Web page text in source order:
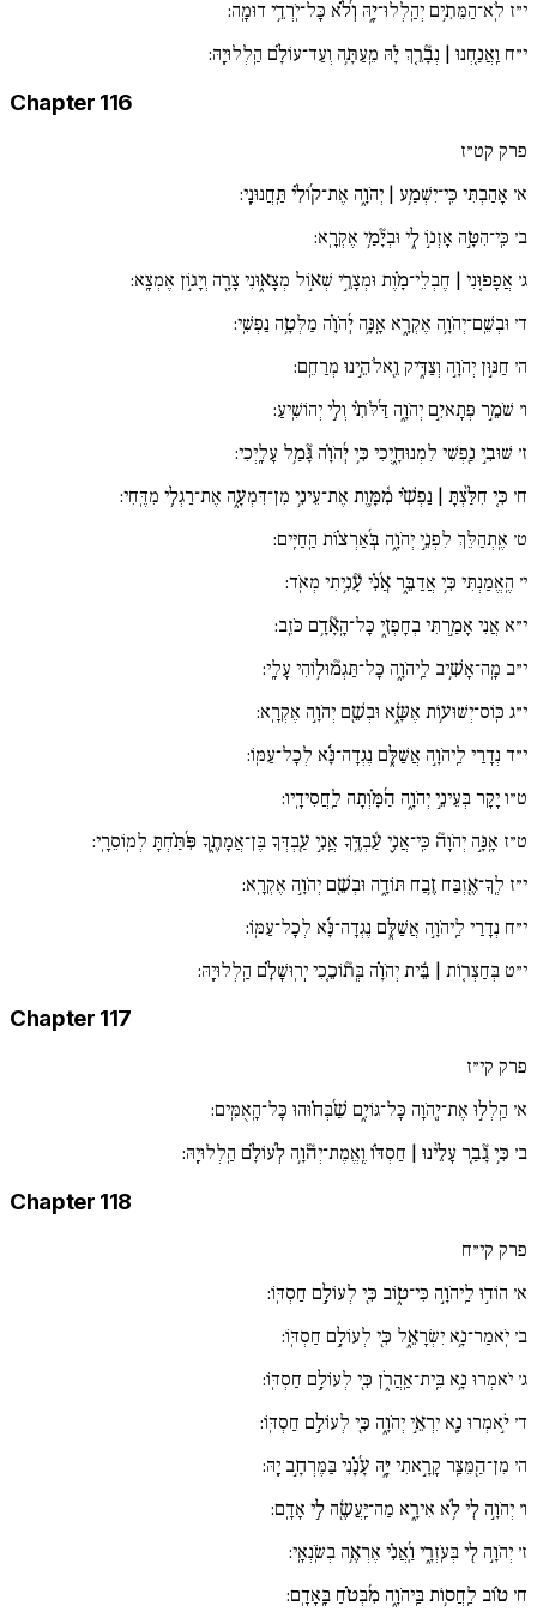
י״ז לֹֽא־הַמֵּתִ֥ים יְהַֽלְלוּ־יָ֑הּ וְ֜לֹ֗א כָּל־יֹֽרְדֵ֥י דוּמָֽה:
י״ח וַֽאֲנַ֚חְנוּ | נְבָ֘רֵ֚ךְ יָ֗הּ מֵֽעַתָּ֥ה וְעַד־עוֹלָ֗ם הַֽלְלוּיָֽהּ:
Chapter 116
פרק קט״ז
א׳ אָהַבְתִּי כִּֽי־יִשְׁמַ֥ע | יְהֹוָ֑ה אֶת־ק֜וֹלִ֗י תַּֽחֲנוּנָֽי:
ב׳ כִּֽי־הִטָּ֣ה אָזְנ֣וֹ לִ֑י וּבְיָ֘מַ֥י אֶקְרָֽא:
ג׳ אֲפָפ֚וּנִי | חֶבְלֵי־מָ֗וֶת וּמְצָרֵ֣י שְׁא֣וֹל מְצָא֑וּנִי צָרָ֖ה וְיָג֣וֹן אֶמְצָֽא:
ד׳ וּבְשֵֽׁם־יְהֹוָ֥ה אֶקְרָ֑א אָֽנָּ֥ה יְ֜הֹוָ֗ה מַלְּטָ֥ה נַפְשִֽׁי:
ה׳ חַנּ֣וּן יְהֹוָ֣ה וְצַדִּ֑יק וֵ֖אלֹהֵ֣ינוּ מְרַחֵֽם:
ו׳ שֹׁמֵ֣ר פְּתָאיִ֣ם יְהֹוָ֑ה דַּ֜לֹּתִ֗י וְלִ֣י יְהוֹשִֽׁיעַ:
ז׳ שׁוּבִ֣י נַ֖פְשִׁי לִמְנוּחָ֑יְכִי כִּ֥י יְ֜הֹוָ֗ה גָּ֘מַ֥ל עָלָֽיְכִי:
ח׳ כִּ֚י חִלַּ֨צְתָּ | נַפְשִׁ֗י מִ֫מָּ֥וֶת אֶת־עֵינִ֥י מִן־דִּמְעָ֑ה אֶת־רַגְלִ֥י מִדֶּֽחִי:
ט׳ אֶֽתְהַלֵּךְ לִפְנֵ֣י יְהֹוָ֑ה בְּ֜אַרְצ֗וֹת הַֽחַיִּֽים:
י׳ הֶֽאֱמַנְתִּי כִּ֥י אֲדַבֵּ֑ר אֲ֜נִ֗י עָ֘נִ֥יתִי מְאֹֽד:
י״א אֲנִי אָמַ֣רְתִּי בְחָפְזִ֑י כָּל־הָֽאָ֘דָ֥ם כֹּזֵֽב:
י״ב מָֽה־אָשִׁ֥יב לַֽיהֹוָ֑ה כָּל־תַּגְמ֘וּל֥וֹהִי עָלָֽי:
י״ג כּֽוֹס־יְשׁוּע֥וֹת אֶשָּׂ֑א וּבְשֵׁ֖ם יְהֹוָ֣ה אֶקְרָֽא:
י״ד נְדָרַי לַֽיהֹוָ֣ה אֲשַׁלֵּ֑ם נֶגְדָה־נָּ֜֗א לְכָל־עַמּֽוֹ:
ט״ו יָקָר בְּעֵינֵ֣י יְהֹוָ֑ה הַ֜מָּ֗וְתָה לַֽחֲסִידָֽיו:
ט״ז אָֽנָּ֣ה יְהֹוָה֘ כִּֽי־אֲנִ֪י עַ֫בְדֶּ֥ךָ אֲֽנִ֣י עַ֖בְדְּךָ בֶּן־אֲמָתֶ֑ךָ פִּ֜תַּ֗חְתָּ לְמֽוֹסֵרָֽי:
י״ז לְֽךָ־אֶ֖זְבַּח זֶ֥בַח תּוֹדָ֑ה וּבְשֵׁ֖ם יְהֹוָ֣ה אֶקְרָֽא:
י״ח נְדָרַי לַֽיהֹוָ֣ה אֲשַׁלֵּ֑ם נֶגְדָה־נָּ֜֗א לְכָל־עַמּֽוֹ:
י״ט בְּחַצְר֚וֹת | בֵּ֬ית יְהֹוָ֗ה בְּֽת֘וֹכֵ֚כִי יְֽרֽוּשָׁלִָ֗ם הַֽלְלוּיָֽהּ:
Chapter 117
פרק קי״ז
א׳ הַֽלְל֣וּ אֶת־יְ֖הֹוָה כָּל־גּוֹיִ֑ם שַׁ֜בְּח֗וּהוּ כָּל־הָֽאֻמִּֽים:
ב׳ כִּ֥י גָ֘בַ֚ר עָלֵ֨ינוּ | חַסְדּ֗וֹ וֶֽאֱמֶת־יְהֹ֘וָ֥ה לְ֜עוֹלָ֗ם הַֽלְלוּיָֽהּ:
Chapter 118
פרק קי״ח
א׳ הוֹד֣וּ לַֽיהֹוָ֣ה כִּי־ט֑וֹב כִּ֖י לְעוֹלָ֣ם חַסְדּֽוֹ:
ב׳ יֹֽאמַר־נָ֥א יִשְׂרָאֵ֑ל כִּ֖י לְעוֹלָ֣ם חַסְדּֽוֹ:
ג׳ יֹאמְרוּ נָ֥א בֵּֽית־אַֽהֲרֹ֑ן כִּ֖י לְעוֹלָ֣ם חַסְדּֽוֹ:
ד׳ יֹ֣אמְרוּ נָ֖א יִרְאֵ֣י יְהֹוָ֑ה כִּ֖י לְעוֹלָ֣ם חַסְדּֽוֹ:
ה׳ מִן־הַ֖מֵּצַֽר קָרָ֣אתִי יָּ֑הּ עָ֜נָ֗נִי בַּמֶּרְחָ֣ב יָֽהּ:
ו׳ יְהֹוָ֣ה לִ֖י לֹ֥א אִירָ֑א מַה־יַּֽעֲשֶׂ֖ה לִ֣י אָדָֽם:
ז׳ יְהֹוָ֣ה לִ֖י בְּעֹֽזְרָ֑י וַֽ֜אֲנִ֗י אֶרְאֶ֥ה בְשֹֽׂנְאָֽי:
ח׳ ט֗וֹב לַֽחֲס֥וֹת בַּֽיהֹוָ֑ה מִ֜בְּטֹ֗חַ בָּֽאָדָֽם: